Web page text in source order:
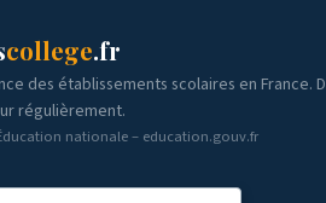
college.fr
des établissements scolaires en France.
régulièrement.
nationale – education.gouv.fr